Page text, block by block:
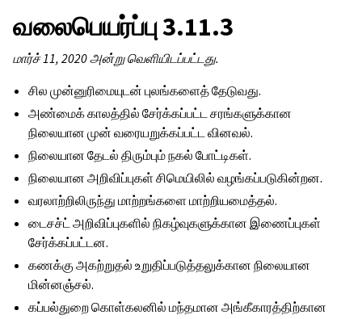
வலைபெயர்ப்பு 3.11.3
மார்ச் 11, 2020 அன்று வெளியிடப்பட்டது.
சில முன்னுரிமையுடன் புலங்களைத் தேடுவது.
அண்மைக் காலத்தில் சேர்க்கப்பட்ட சரங்களுக்கான
நிலையான முன் வரையறுக்கப்பட்ட வினவல்.
நிலையான தேடல் திரும்பும் நகல் போட்டிகள்.
நிலையான அறிவிப்புகள் சிமெயிலில் வழங்கப்படுகின்றன.
வரலாற்றிலிருந்து மாற்றங்களை மாற்றியமைத்தல்.
டைசச்ட் அறிவிப்புகளில் நிகழ்வுகளுக்கான இணைப்புகள்
சேர்க்கப்பட்டன.
கணக்கு அகற்றுதல் உறுதிப்படுத்தலுக்கான நிலையான
மின்னஞ்சல்.
கப்பல்துறை கொள்கலனில் மந்தமான அங்கீகாரத்திற்கான